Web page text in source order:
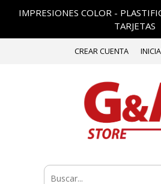
IMPRESIONES COLOR -
TARJETAS
CREAR CUENTA